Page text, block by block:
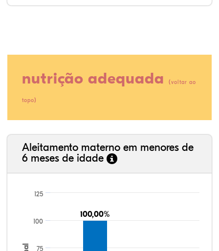
nutrição adequada (voltar ao
topo)
Aleitamento materno em menores de
6 meses de idade
100,00%
100,00%
75
100
125